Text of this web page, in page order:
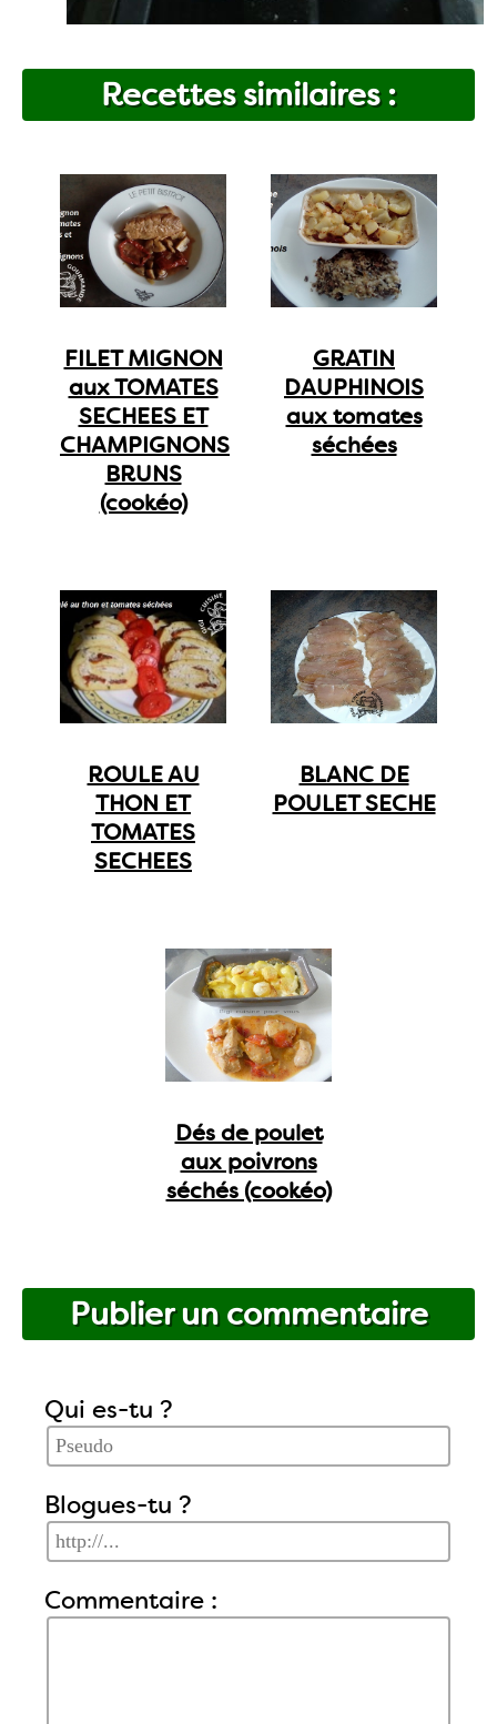
Recettes similaires :
FILET MIGNON
aux TOMATES
SECHEES ET
CHAMPIGNONS
BRUNS
(cookéo)
GRATIN
DAUPHINOIS
aux tomates
séchées
ROULE AU
THON ET
TOMATES
SECHEES
BLANC DE
POULET SECHE
Dés de poulet
aux poivrons
séchés (cookéo)
Publier un commentaire
Qui es-tu ?
Blogues-tu ?
Commentaire :